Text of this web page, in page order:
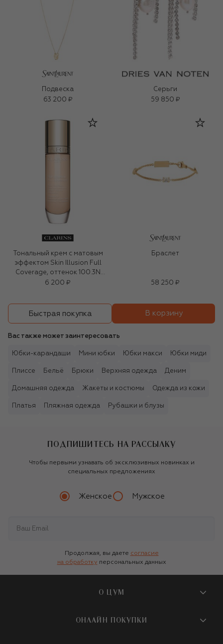
Подвеска
63 200 ₽
Серьги
59 850 ₽
Тональный крем с матовым
эффектом Skin Illusion Full
Coverage, оттенок 100.3N
(30ml)
6 200 ₽
Браслет
58 250 ₽
Быстрая покупка В корзину
Вас также может заинтересовать
Юбки-карандаши Мини юбки Юбки макси Юбки миди
Плиссе Бельё Брюки Верхняя одежда Деним
Домашняя одежда Жакеты и костюмы Одежда из кожи
Платья Пляжная одежда Рубашки и блузы
ПОДПИШИТЕСЬ НА РАССЫЛКУ
Чтобы первыми узнавать об эксклюзивных новинках и
специальных предложениях
Женское Мужское
Продолжая, вы даете согласие
на обработку персональных данных
О ЦУМ
О магазине
ОНЛАЙН ПОКУПКИ